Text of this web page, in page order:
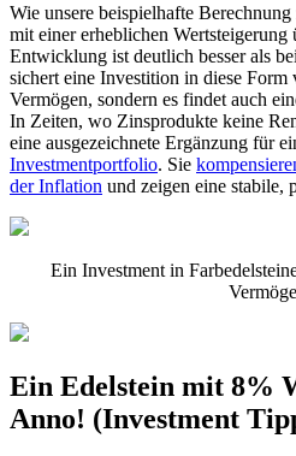
Wie unsere beispielhafte
mit einer erheblichen Wertsteigerung
Entwicklung ist deutlich besser als
sichert eine Investition in diese
Vermögen, sondern es findet auch
In Zeiten, wo Zinsprodukte keine
eine ausgezeichnete Ergänzung für
Investmentportfolio. Sie
der Inflation und zeigen eine stabile,
Ein Investment in
Ein Edelstein mit 8%
Anno! (Investment